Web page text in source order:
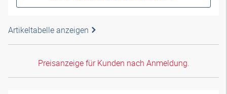
Artikeltabelle anzeigen
Preisanzeige für Kunden nach Anmeldung.